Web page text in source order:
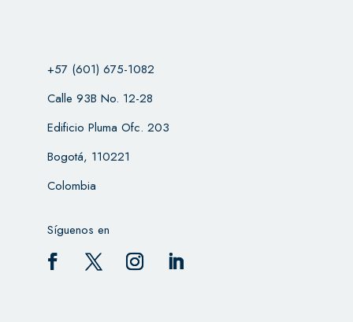
+57 (601) 675-1082
Calle 93B No. 12-28
Edificio Pluma Ofc. 203
Bogotá, 110221
Colombia
Síguenos en